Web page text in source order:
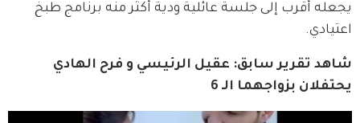
يجعله أقرب إلى جلسة عائلية ودية أكثر منه برنامج طبخ
اعتيادي.
شاهد تقرير سابق: عقيل الرئيسي و فرح الهادي
يحتفلان بزواجهما الـ 6